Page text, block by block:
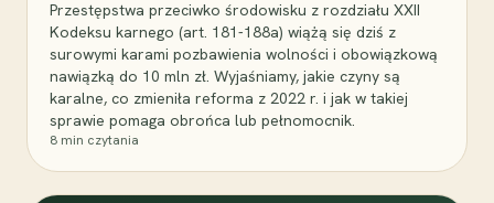
Przestępstwa przeciwko środowisku z rozdziału XXII
Kodeksu karnego (art. 181-188a) wiążą się dziś z
surowymi karami pozbawienia wolności i obowiązkową
nawiązką do 10 mln zł. Wyjaśniamy, jakie czyny są
karalne, co zmieniła reforma z 2022 r. i jak w takiej
sprawie pomaga obrońca lub pełnomocnik.
8 min czytania